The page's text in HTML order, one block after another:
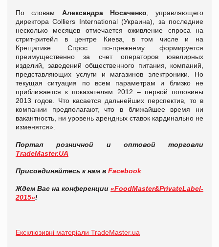
По словам Александра Носаченко , управляющего
директора Colliers International (Украина), за последние
несколько месяцев отмечается оживление спроса на
стрит-ритейл в центре Киева, в том числе и на
Крещатике. Спрос по-прежнему формируется
преимущественно за счет операторов ювелирных
изделий, заведений общественного питания, компаний,
представляющих услуги и магазинов электроники. Но
текущая ситуация по всем параметрам и близко не
приближается к показателям 2012 – первой половины
2013 годов. Что касается дальнейших перспектив, то в
компании предполагают, что в ближайшее время ни
вакантность, ни уровень арендных ставок кардинально не
изменятся».
Портал розничной и оптовой торговли
TradeMaster.UA
Присоединяйтесь к нам в Facebook
Ждем Вас на конференции «FoodMaster&PrivateLabel-
2015»!
Ексклюзивні матеріали TradeMaster.ua